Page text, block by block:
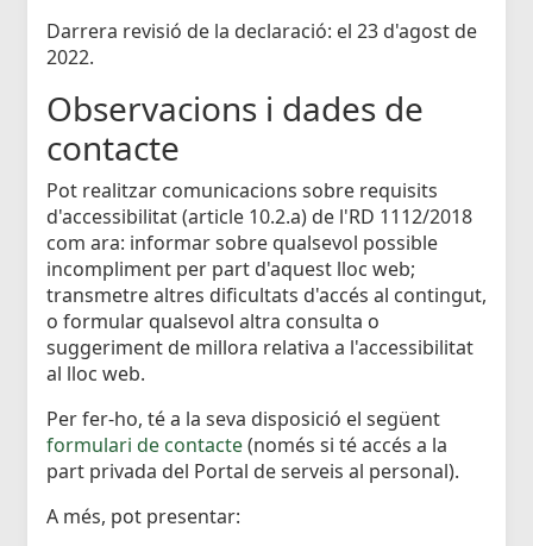
Darrera revisió de la declaració: el 23 d'agost de
2022.
Observacions i dades de
contacte
Pot realitzar comunicacions sobre requisits
d'accessibilitat (article 10.2.a) de l'RD 1112/2018
com ara: informar sobre qualsevol possible
incompliment per part d'aquest lloc web;
transmetre altres dificultats d'accés al contingut,
o formular qualsevol altra consulta o
suggeriment de millora relativa a l'accessibilitat
al lloc web.
Per fer-ho, té a la seva disposició el següent
formulari de contacte(només si té accés a la
part privada del Portal de serveis al personal).
A més, pot presentar: